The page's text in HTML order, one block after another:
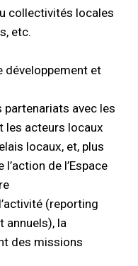
collectivités locales
etc.
développement et
partenariats avec les
les acteurs locaux
locaux, et, plus
de l’Espace
(reporting
annuels), la
des missions